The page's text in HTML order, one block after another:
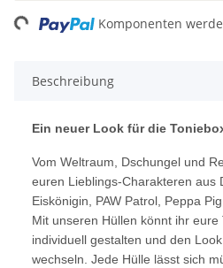
Komponenten
Beschreibung
Ein neuer Look für die
Vom Weltraum, Dschungel und
euren Lieblings-Charakteren aus
Eiskönigin, PAW Patrol, Peppa
Mit unseren Hüllen könnt ihr eure
individuell gestalten und den
wechseln. Jede Hülle lässt sich